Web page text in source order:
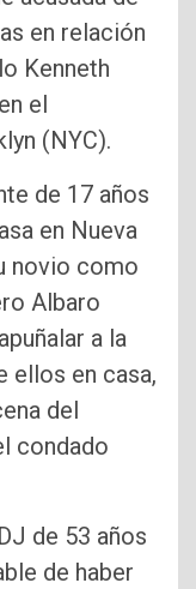
en relación
Kenneth
el
(NYC).
de 17 años
en Nueva
novio como
Albaro
a la
ellos en casa,
del
condado
de 53 años
de haber